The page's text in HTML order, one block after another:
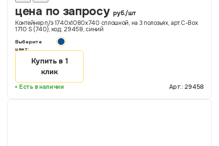
цена по запросу руб./шт
Контейнер п/э 1740х1080х740 сплошной, на 3 полозьях, арт.C-Box
1710 S (740), код: 29458, синий
Выберите
цвет:
Купить в 1
клик
Есть в наличии Арт.: 29458